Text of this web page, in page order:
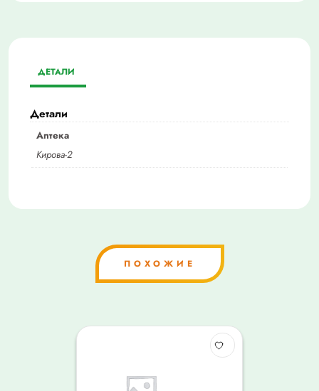
ДЕТАЛИ
Детали
Аптека
Кирова-2
ПОХОЖИЕ